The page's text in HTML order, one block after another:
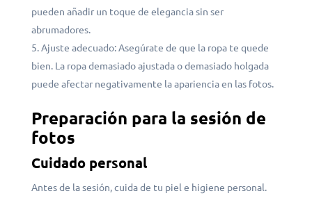
pueden añadir un toque de elegancia sin ser
abrumadores.
Ajuste adecuado: Asegúrate de que la ropa te quede
bien. La ropa demasiado ajustada o demasiado holgada
puede afectar negativamente la apariencia en las fotos.
Preparación para la sesión de
fotos
Cuidado personal
Antes de la sesión, cuida de tu piel e higiene personal.